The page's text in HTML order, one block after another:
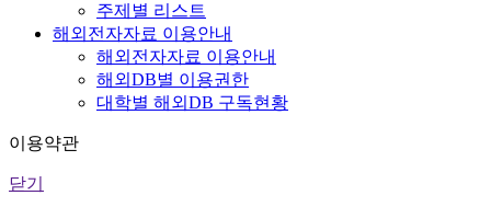
주제별 리스트
해외전자자료 이용안내
해외전자자료 이용안내
해외DB별 이용권한
대학별 해외DB 구독현황
이용약관
닫기